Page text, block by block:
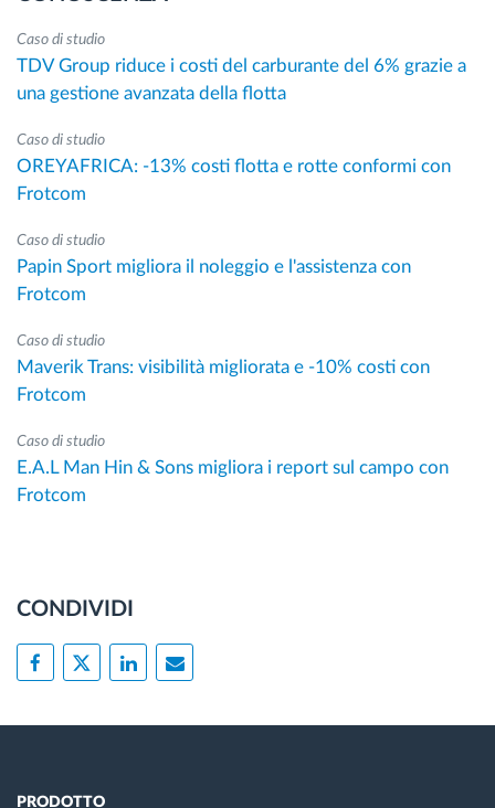
Caso di studio
TDV Group riduce i costi del carburante del 6% grazie a
una gestione avanzata della flotta
Caso di studio
OREYAFRICA: -13% costi flotta e rotte conformi con
Frotcom
Caso di studio
Papin Sport migliora il noleggio e l'assistenza con
Frotcom
Caso di studio
Maverik Trans: visibilità migliorata e -10% costi con
Frotcom
Caso di studio
E.A.L Man Hin & Sons migliora i report sul campo con
Frotcom
CONDIVIDI
PRODOTTO